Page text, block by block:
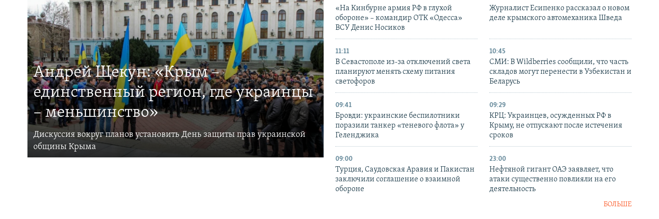
Андрей Щекун: «Крым –
единственный регион, где украинцы
– меньшинство»
Дискуссия вокруг планов установить День защиты прав украинской
общины Крыма
«На Кинбурне армия РФ в глухой
обороне» – командир ОТК «Одесса»
ВСУ Денис Носиков
Журналист Есипенко рассказал о новом
деле крымского автомеханика Шведа
11:11
В Севастополе из-за отключений света
планируют менять схему питания
светофоров
10:45
СМИ: В Wildberries сообщили, что часть
складов могут перенести в Узбекистан и
Беларусь
09:41
Бровди: украинские беспилотники
поразили танкер «теневого флота» у
Геленджика
09:29
КРЦ: Украинцев, осужденных РФ в
Крыму, не отпускают после истечения
сроков
09:00
Турция, Саудовская Аравия и Пакистан
заключили соглашение о взаимной
обороне
23:00
Нефтяной гигант ОАЭ заявляет, что
атаки существенно повлияли на его
деятельность
БОЛЬШЕ